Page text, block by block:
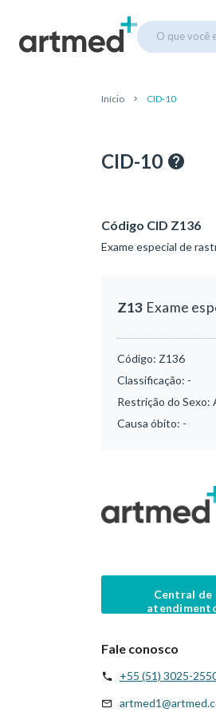
O que você
Início CID-10
CID-10
Código CID Z136
Exame especial de
Z13 Exame
Código: Z136
Classificação: -
Restrição do Sexo:
Causa óbito: -
Central de
Fale conosco
+55 (51) 3025-